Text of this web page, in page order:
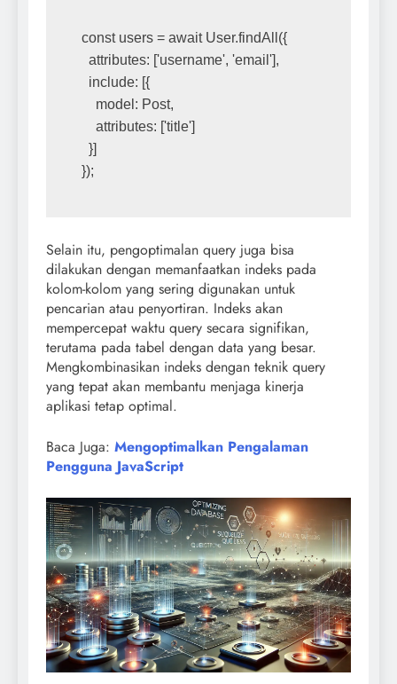
const users = await User.findAll({
  attributes: ['username', 'email'],
  include: [{
    model: Post,
    attributes: ['title']
  }]
});
Selain itu, pengoptimalan query juga bisa
dilakukan dengan memanfaatkan indeks pada
kolom-kolom yang sering digunakan untuk
pencarian atau penyortiran. Indeks akan
mempercepat waktu query secara signifikan,
terutama pada tabel dengan data yang besar.
Mengkombinasikan indeks dengan teknik query
yang tepat akan membantu menjaga kinerja
aplikasi tetap optimal.
Baca Juga: Mengoptimalkan Pengalaman
Pengguna JavaScript